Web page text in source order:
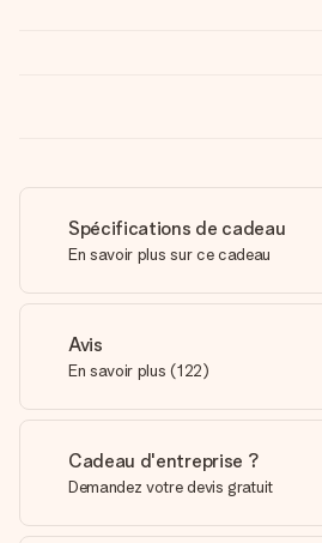
Spécifications de cadeau
En savoir plus sur ce cadeau
Avis
En savoir plus (122)
Cadeau d'entreprise ?
Demandez votre devis gratuit